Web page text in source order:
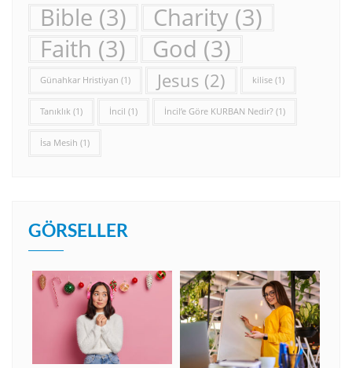
Bible (3) Charity (3)
Faith (3) God (3)
Günahkar Hristiyan (1) Jesus (2) kilise (1)
Tanıklık (1) İncil (1) İncil’e Göre KURBAN Nedir? (1)
İsa Mesih (1)
GÖRSELLER